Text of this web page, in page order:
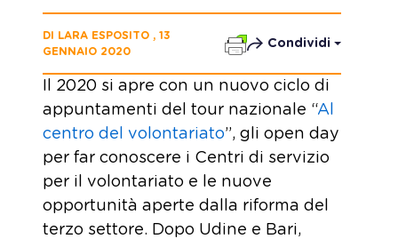
DI LARA ESPOSITO , 13
GENNAIO 2020
Condividi
Il 2020 si apre con un nuovo ciclo di
appuntamenti del tour nazionale “Al
centro del volontariato”, gli open day
per far conoscere i Centri di servizio
per il volontariato e le nuove
opportunità aperte dalla riforma del
terzo settore. Dopo Udine e Bari,